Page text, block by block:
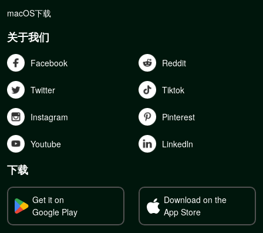
macOS下载
关于我们
Facebook Reddit
Twitter Tiktok
Instagram Pinterest
Youtube Linkedln
下载
Get it on
Google Play
Download on the
App Store